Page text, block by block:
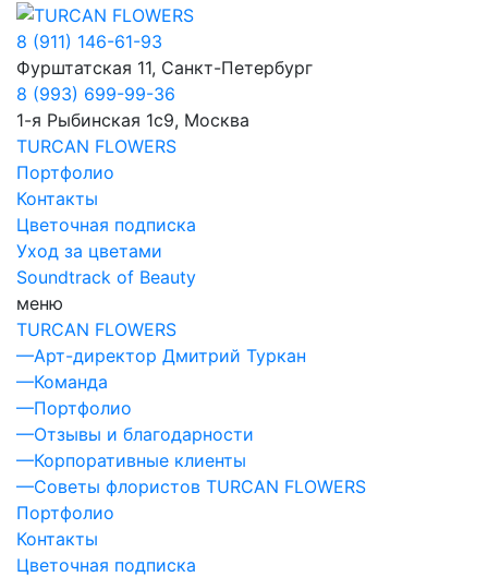
8 (911) 146-61-93
Фурштатская 11, Санкт-Петербург
8 (993) 699-99-36
1-я Рыбинская 1с9, Москва
TURCAN FLOWERS
Портфолио
Контакты
Цветочная подписка
Уход за цветами
Soundtrack of Beauty
меню
TURCAN FLOWERS
—Арт-директор Дмитрий Туркан
—Команда
—Портфолио
—Отзывы и благодарности
—Корпоративные клиенты
—Советы флористов TURСAN FLOWERS
Портфолио
Контакты
Цветочная подписка